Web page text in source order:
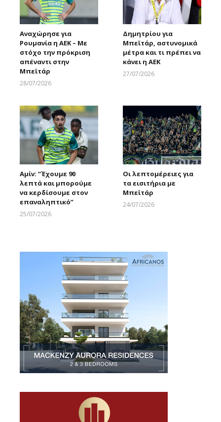
Αναχώρησε για
Ρουμανία η ΑΕΚ – Με
στόχο την πρόκριση
απέναντι στην
Μπεϊτάρ
28/07/2026
Δημητρίου για
Μπεϊτάρ, αστυνομικά
μέτρα και τι πρέπει να
κάνει η ΑΕΚ
27/07/2026
Αμίν: “Έχουμε 90
λεπτά και μπορούμε
να κερδίσουμε στον
επαναληπτικό”
25/07/2026
Οι λεπτομέρειες για
τα εισιτήρια με
Μπεϊτάρ
24/07/2026